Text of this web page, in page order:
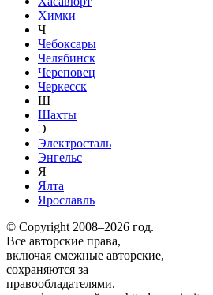
Химки
Ч
Чебоксары
Челябинск
Череповец
Черкесск
Ш
Шахты
Э
Электросталь
Энгельс
Я
Ялта
Ярославль
© Copyright 2008–2026 год.
Все авторские права,
включая смежные авторские,
сохраняются за
правообладателями.